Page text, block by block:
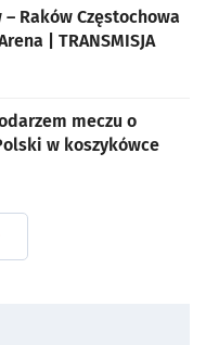
– Raków Częstochowa
| TRANSMISJA
meczu o
w koszykówce
DZIAŁUSPORT I REKREACJA